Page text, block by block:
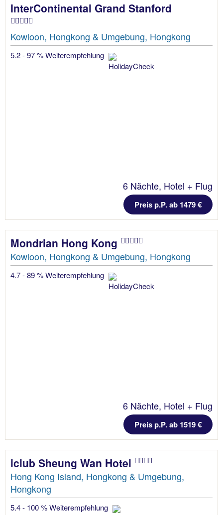
InterContinental Grand Stanford
Kowloon, Hongkong & Umgebung, Hongkong
5.2 - 97 % Weiterempfehlung
6 Nächte, Hotel + Flug
Preis p.P. ab 1479 €
Mondrian Hong Kong
Kowloon, Hongkong & Umgebung, Hongkong
4.7 - 89 % Weiterempfehlung
6 Nächte, Hotel + Flug
Preis p.P. ab 1519 €
iclub Sheung Wan Hotel
Hong Kong Island, Hongkong & Umgebung,
Hongkong
5.4 - 100 % Weiterempfehlung